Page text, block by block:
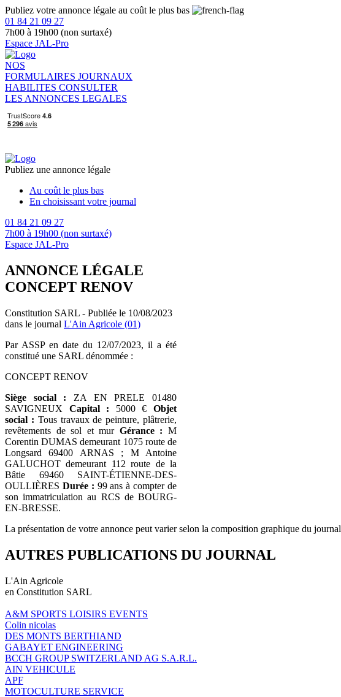
Publiez votre annonce légale au coût le plus bas
01 84 21 09 27
7h00 à 19h00 (non surtaxé)
Espace JAL-Pro
NOS
FORMULAIRES JOURNAUX
HABILITES CONSULTER
LES ANNONCES LEGALES
Publiez une annonce légale
Au coût le plus bas
En choisissant votre journal
01 84 21 09 27
7h00 à 19h00 (non surtaxé)
Espace JAL-Pro
ANNONCE LÉGALE
CONCEPT RENOV
Constitution SARL - Publiée le 10/08/2023
dans le journal L'Ain Agricole (01)
Par ASSP en date du 12/07/2023, il a été
constitué une SARL dénommée :
CONCEPT RENOV
Siège social : ZA EN PRELE 01480
SAVIGNEUX Capital : 5000 €Objet
social : Tous travaux de peinture, plâtrerie,
revêtements de sol et mur Gérance : M
Corentin DUMAS demeurant 1075 route de
Longsard 69400 ARNAS ; M Antoine
GALUCHOT demeurant 112 route de la
Bâtie 69460 SAINT-ÉTIENNE-DES-
OULLIÈRES Durée : 99 ans à compter de
son immatriculation au RCS de BOURG-
EN-BRESSE.
La présentation de votre annonce peut varier selon la composition graphique du journal
AUTRES PUBLICATIONS DU JOURNAL
L'Ain Agricole
en Constitution SARL
A&M SPORTS LOISIRS EVENTS
Colin nicolas
DES MONTS BERTHIAND
GABAYET ENGINEERING
BCCH GROUP SWITZERLAND AG S.A.R.L.
AIN VEHICULE
APF
MOTOCULTURE SERVICE